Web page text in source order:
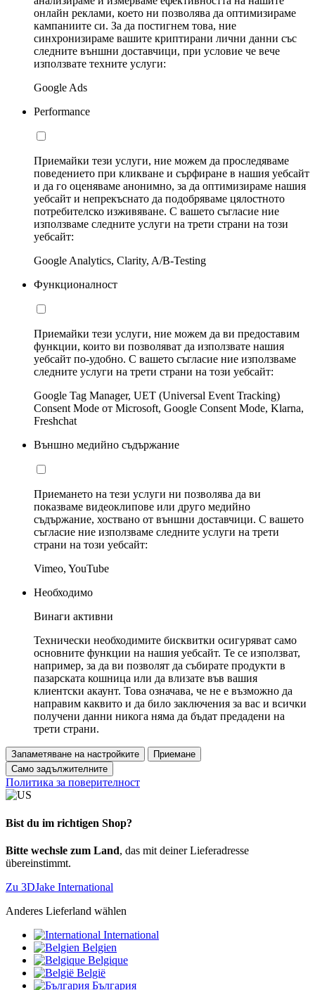
онлайн реклами, което ни позволява да оптимизираме
кампаниите си. За да постигнем това, ние
синхронизираме вашите криптирани лични данни със
следните външни доставчици, при условие че вече
използвате техните услуги:
Google Ads
Performance
Приемайки тези услуги, ние можем да проследяваме
поведението при кликване и сърфиране в нашия уебсайт
и да го оценяваме анонимно, за да оптимизираме нашия
уебсайт и непрекъснато да подобряваме цялостното
потребителско изживяване. С вашето съгласие ние
използваме следните услуги на трети страни на този
уебсайт:
Google Analytics, Clarity, A/B-Testing
Функционалност
Приемайки тези услуги, ние можем да ви предоставим
функции, които ви позволяват да използвате нашия
уебсайт по-удобно. С вашето съгласие ние използваме
следните услуги на трети страни на този уебсайт:
Google Tag Manager, UET (Universal Event Tracking)
Consent Mode от Microsoft, Google Consent Mode, Klarna,
Freshchat
Външно медийно съдържание
Приемането на тези услуги ни позволява да ви
показваме видеоклипове или друго медийно
съдържание, хоствано от външни доставчици. С вашето
съгласие ние използваме следните услуги на трети
страни на този уебсайт:
Vimeo, YouTube
Необходимо
Винаги активни
Технически необходимите бисквитки осигуряват само
основните функции на нашия уебсайт. Те се използват,
например, за да ви позволят да събирате продукти в
пазарската кошница или да влизате във вашия
клиентски акаунт. Това означава, че не е възможно да
направим каквито и да било заключения за вас и всички
получени данни никога няма да бъдат предадени на
трети страни.
Запаметяване на настройките
Приемане
Само задължителните
Политика за поверителност
Bist du im richtigen Shop?
Bitte wechsle zum Land, das mit deiner Lieferadresse
übereinstimmt.
Zu 3DJake International
Anderes Lieferland wählen
International
Belgien
Belgique
België
България